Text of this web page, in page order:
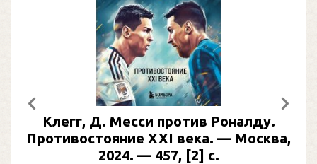
Клегг, Д. Месси против Роналду.
Противостояние XXI века. — Москва,
2024. — 457, [2] с.
Предыдущий